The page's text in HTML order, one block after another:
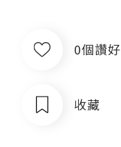
0個讚好
收藏